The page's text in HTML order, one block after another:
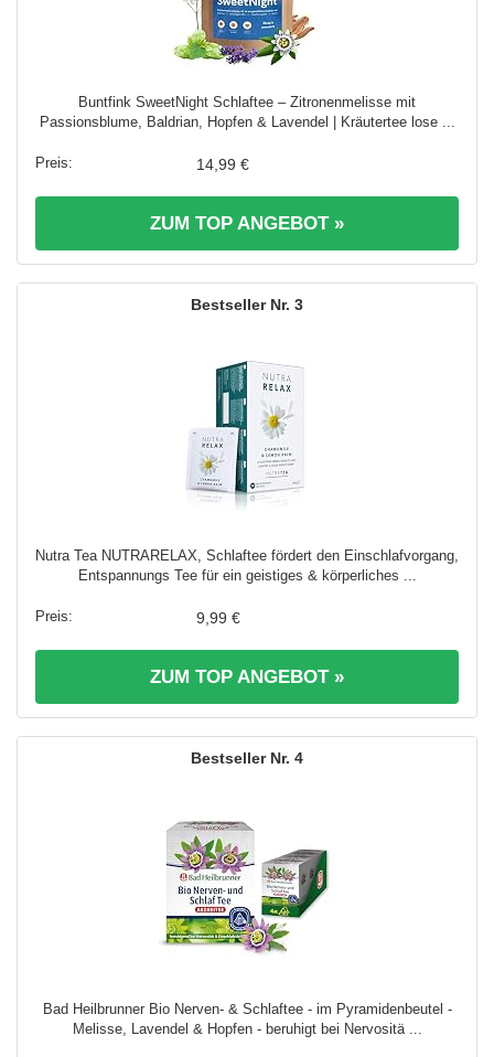
Buntfink SweetNight Schlaftee – Zitronenmelisse mit
Passionsblume, Baldrian, Hopfen & Lavendel | Kräutertee lose ...
14,99 €
ZUM TOP ANGEBOT »
3
Nutra Tea NUTRARELAX, Schlaftee fördert den Einschlafvorgang,
Entspannungs Tee für ein geistiges & körperliches ...
9,99 €
ZUM TOP ANGEBOT »
4
Bad Heilbrunner Bio Nerven- & Schlaftee - im Pyramidenbeutel -
Melisse, Lavendel & Hopfen - beruhigt bei Nervositä ...